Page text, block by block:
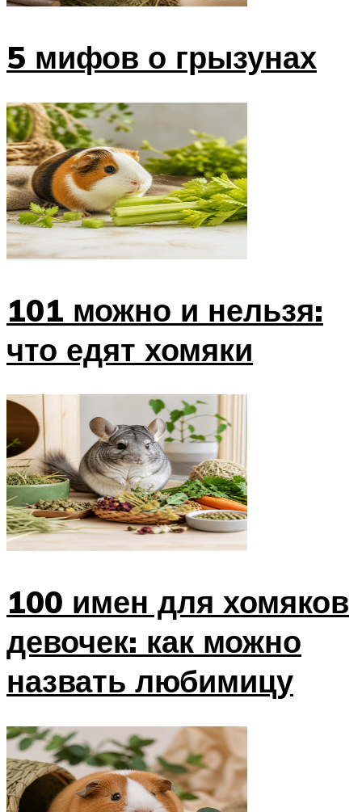
5 мифов о грызунах
101 можно и нельзя:
что едят хомяки
100 имен для хомяков
девочек: как можно
назвать любимицу